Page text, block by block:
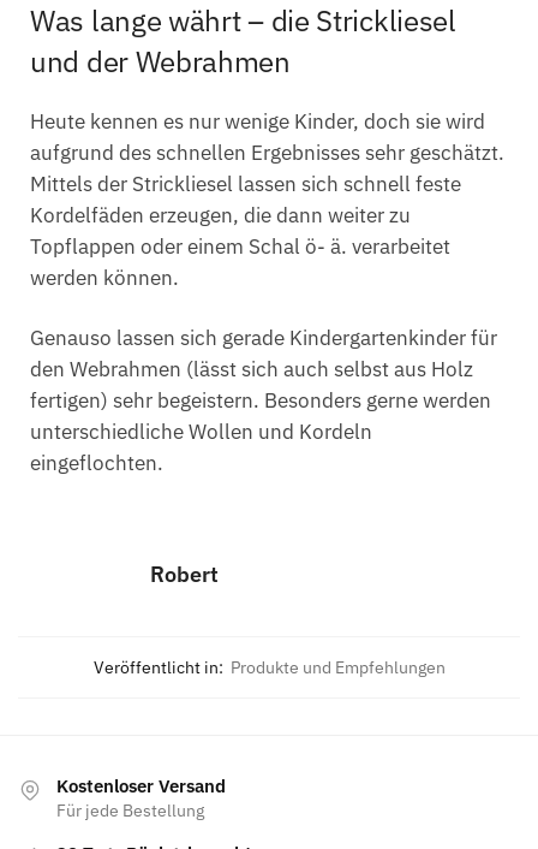
Was lange währt – die Strickliesel
und der Webrahmen
Heute kennen es nur wenige Kinder, doch sie wird
aufgrund des schnellen Ergebnisses sehr geschätzt.
Mittels der Strickliesel lassen sich schnell feste
Kordelfäden erzeugen, die dann weiter zu
Topflappen oder einem Schal ö- ä. verarbeitet
werden können.
Genauso lassen sich gerade Kindergartenkinder für
den Webrahmen (lässt sich auch selbst aus Holz
fertigen) sehr begeistern. Besonders gerne werden
unterschiedliche Wollen und Kordeln
eingeflochten.
Robert
Veröffentlicht in: Produkte und Empfehlungen
Kostenloser Versand
Für jede Bestellung